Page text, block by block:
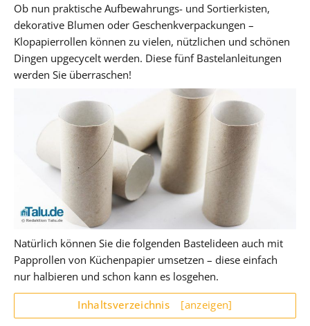
Ob nun praktische Aufbewahrungs- und Sortierkisten,
dekorative Blumen oder Geschenkverpackungen –
Klopapierrollen können zu vielen, nützlichen und schönen
Dingen upgecycelt werden. Diese fünf Bastelanleitungen
werden Sie überraschen!
Natürlich können Sie die folgenden Bastelideen auch mit
Papprollen von Küchenpapier umsetzen – diese einfach
nur halbieren und schon kann es losgehen.
Inhaltsverzeichnis [anzeigen]